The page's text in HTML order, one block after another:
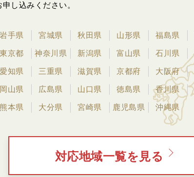
し込みください。
岩手県 宮城県 秋田県 山形県 福島県
東京都 神奈川県 新潟県 富山県 石川県
愛知県 三重県 滋賀県 京都府 大阪府
岡山県 広島県 山口県 徳島県 香川県
熊本県 大分県 宮崎県 鹿児島県 沖縄県
対応地域一覧を見る